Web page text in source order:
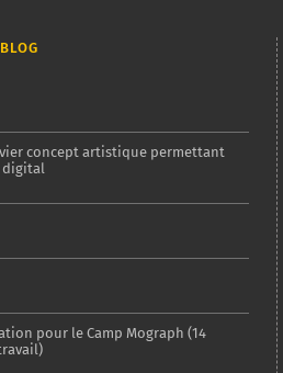
concept artistique permettant
digital
pour le Camp Mograph (14